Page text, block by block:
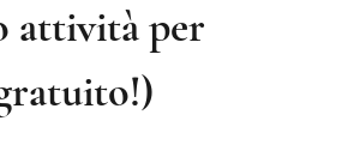
attività per